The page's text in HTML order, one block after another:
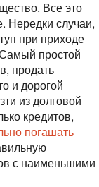
Все это
Нередки случаи,
при приходе
простой
продать
и дорогой
из долговой
кредитов,
погашать
с наименьшими